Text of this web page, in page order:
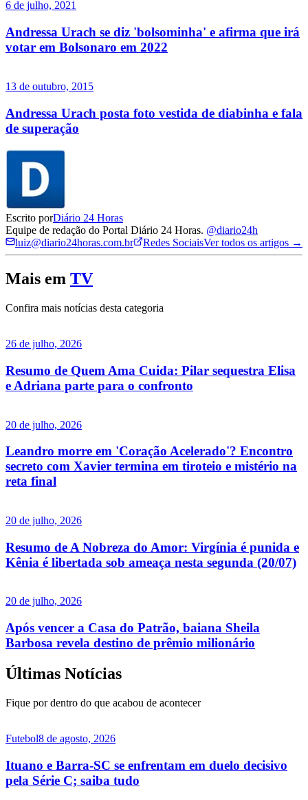
6 de julho, 2021
Andressa Urach se diz 'bolsominha' e afirma que irá
votar em Bolsonaro em 2022
13 de outubro, 2015
Andressa Urach posta foto vestida de diabinha e fala
de superação
Escrito porDiário 24 Horas
Equipe de redação do Portal Diário 24 Horas. @diario24h
luiz@diario24horas.com.br
Redes SociaisVer todos os artigos →
Mais em TV
Confira mais notícias desta categoria
26 de julho, 2026
Resumo de Quem Ama Cuida: Pilar sequestra Elisa
e Adriana parte para o confronto
20 de julho, 2026
Leandro morre em 'Coração Acelerado'? Encontro
secreto com Xavier termina em tiroteio e mistério na
reta final
20 de julho, 2026
Resumo de A Nobreza do Amor: Virgínia é punida e
Kênia é libertada sob ameaça nesta segunda (20/07)
20 de julho, 2026
Após vencer a Casa do Patrão, baiana Sheila
Barbosa revela destino de prêmio milionário
Últimas Notícias
Fique por dentro do que acabou de acontecer
Futebol8 de agosto, 2026
Ituano e Barra-SC se enfrentam em duelo decisivo
pela Série C; saiba tudo